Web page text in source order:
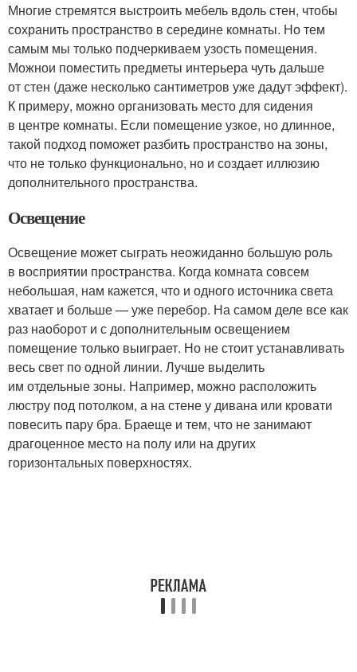
Многие стремятся выстроить мебель вдоль стен, чтобы
сохранить пространство в середине комнаты. Но тем
самым мы только подчеркиваем узость помещения.
Можнои поместить предметы интерьера чуть дальше
от стен (даже несколько сантиметров уже дадут эффект).
К примеру, можно организовать место для сидения
в центре комнаты. Если помещение узкое, но длинное,
такой подход поможет разбить пространство на зоны,
что не только функционально, но и создает иллюзию
дополнительного пространства.
Освещение
Освещение может сыграть неожиданно большую роль
в восприятии пространства. Когда комната совсем
небольшая, нам кажется, что и одного источника света
хватает и больше — уже перебор. На самом деле все как
раз наоборот и с дополнительным освещением
помещение только выиграет. Но не стоит устанавливать
весь свет по одной линии. Лучше выделить
им отдельные зоны. Например, можно расположить
люстру под потолком, а на стене у дивана или кровати
повесить пару бра. Браеще и тем, что не занимают
драгоценное место на полу или на других
горизонтальных поверхностях.